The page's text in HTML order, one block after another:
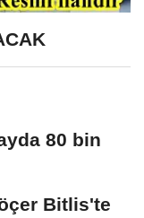
80 bin
Bitlis'te